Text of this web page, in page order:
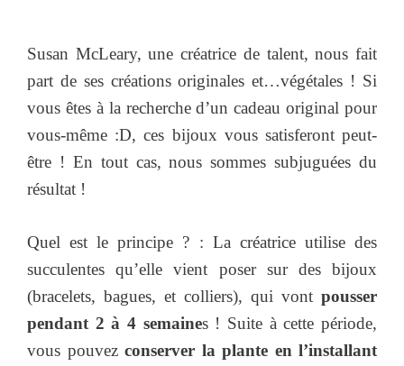
Susan McLeary, une créatrice de talent, nous fait
part de ses créations originales et…végétales ! Si
vous êtes à la recherche d’un cadeau original pour
vous-même :D, ces bijoux vous satisferont peut-
être ! En tout cas, nous sommes subjuguées du
résultat !
Quel est le principe ? : La créatrice utilise des
succulentes qu’elle vient poser sur des bijoux
(bracelets, bagues, et colliers), qui vont pousser
pendant 2 à 4 semaines ! Suite à cette période,
vous pouvez conserver la plante en l’installant